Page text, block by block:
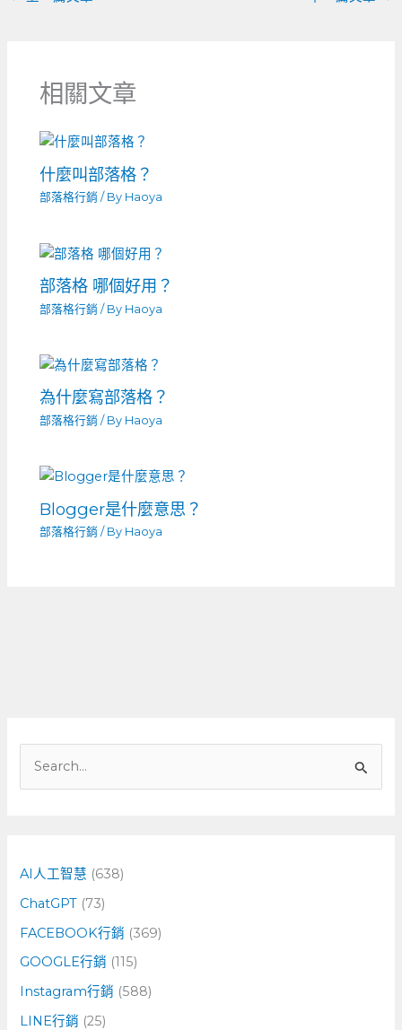
相關文章
什麼叫部落格？
部落格行銷 / By Haoya
部落格 哪個好用？
部落格行銷 / By Haoya
為什麼寫部落格？
部落格行銷 / By Haoya
Blogger是什麼意思？
部落格行銷 / By Haoya
字
:
AI人工智慧 (638)
ChatGPT (73)
FACEBOOK行銷 (369)
GOOGLE行銷 (115)
Instagram行銷 (588)
LINE行銷 (25)